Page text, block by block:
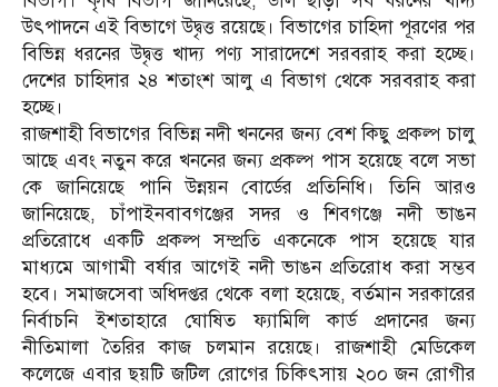
উৎপাদনে এই বিভাগে উদ্বৃত্ত রয়েছে। বিভাগের চাহিদা পূরণের পর
বিভিন্ন ধরনের উদ্বৃত্ত খাদ্য পণ্য সারাদেশে সরবরাহ করা হচ্ছে।
দেশের চাহিদার ২৪ শতাংশ আলু এ বিভাগ থেকে সরবরাহ করা
হচ্ছে।
রাজশাহী বিভাগের বিভিন্ন নদী খননের জন্য বেশ কিছু প্রকল্প চালু
আছে এবং নতুন করে খননের জন্য প্রকল্প পাস হয়েছে বলে সভা
কে জানিয়েছে পানি উন্নয়ন বোর্ডের প্রতিনিধি। তিনি আরও
জানিয়েছে, চাঁপাইনবাবগঞ্জের সদর ও শিবগঞ্জে নদী ভাঙন
প্রতিরোধে একটি প্রকল্প সম্প্রতি একনেকে পাস হয়েছে যার
মাধ্যমে আগামী বর্ষার আগেই নদী ভাঙন প্রতিরোধ করা সম্ভব
হবে। সমাজসেবা অধিদপ্তর থেকে বলা হয়েছে, বর্তমান সরকারের
নির্বাচনি ইশতাহারে ঘোষিত ফ্যামিলি কার্ড প্রদানের জন্য
নীতিমালা তৈরির কাজ চলমান রয়েছে। রাজশাহী মেডিকেল
কলেজে এবার ছয়টি জটিল রোগের চিকিৎসায় ২০০ জন রোগীর